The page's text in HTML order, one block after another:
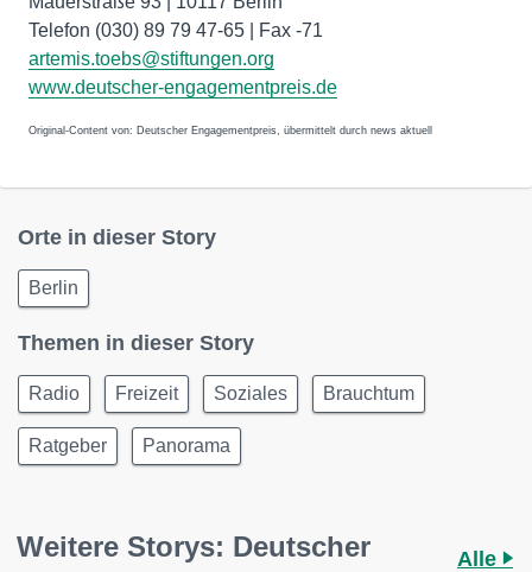
Telefon (030) 89 79 47-65 | Fax -71
artemis.toebs@stiftungen.org
www.deutscher-engagementpreis.de
Original-Content von: Deutscher Engagementpreis, übermittelt durch news aktuell
Orte in dieser Story
Berlin
Themen in dieser Story
Radio Freizeit Soziales Brauchtum
Ratgeber Panorama
Weitere Storys: Deutscher
Alle